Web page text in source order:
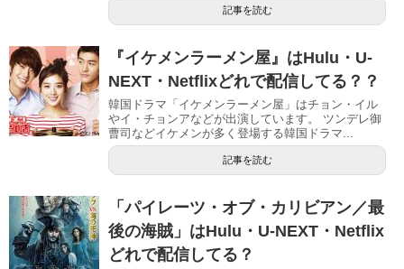
記事を読む
『イケメンラーメン屋』はHulu・U-
NEXT・Netflixどれで配信してる？？
韓国ドラマ「イケメンラーメン屋」はチョン・イル
やイ・チョンアなどが出演しています。 ツンデレ御
曹司などイケメンが多く登場する韓国ドラマ...
記事を読む
「パイレーツ・オブ・カリビアン／最
後の海賊」はHulu・U-NEXT・Netflix
どれで配信してる？